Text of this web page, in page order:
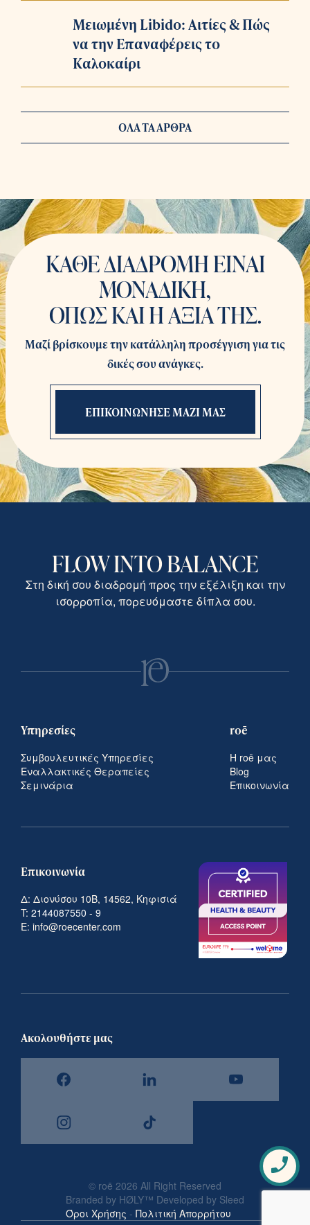
Μειωμένη Libido: Αιτίες & Πώς
να την Επαναφέρεις το
Καλοκαίρι
ΟΛΑ ΤΑ ΑΡΘΡΑ
ΚΑΘΕ ΔΙΑΔΡΟΜΗ ΕΙΝΑΙ
ΜΟΝΑΔΙΚΗ,
ΟΠΩΣ ΚΑΙ Η ΑΞΙΑ ΤΗΣ.
Μαζί βρίσκουμε την κατάλληλη προσέγγιση για τις
δικές σου ανάγκες.
ΕΠΙΚΟΙΝΩΝΗΣΕ ΜΑΖΙ ΜΑΣ
FLOW INTO BALANCE
Στη δική σου διαδρομή προς την εξέλιξη και την
ισορροπία, πορευόμαστε δίπλα σου.
Υπηρεσίες
Συμβουλευτικές Υπηρεσίες
Εναλλακτικές Θεραπείες
Σεμινάρια
roē
Η roē μας
Blog
Επικοινωνία
Επικοινωνία
Δ: Διονύσου 10Β, 14562, Κηφισιά
T: 2144087550 - 9
E: info@roecenter.com
Ακολουθήστε μας
© roē 2026 All Right Reserved
Branded by HØLY™ Developed by Sleed
Όροι Χρήσης - Πολιτική Απορρήτου